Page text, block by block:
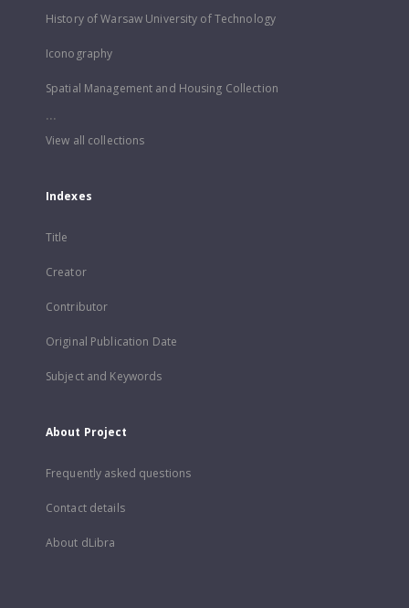
History of Warsaw University of Technology
Iconography
Spatial Management and Housing Collection
...
View all collections
Indexes
Title
Creator
Contributor
Original Publication Date
Subject and Keywords
About Project
Frequently asked questions
Contact details
About dLibra